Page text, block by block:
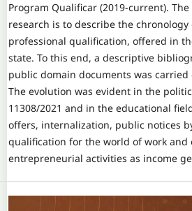
Program Qualificar (2019-current).
research is to describe the
professional qualification, offered in
state. To this end, a descriptive
public domain documents was carried
The evolution was evident in the
11308/2021 and in the educational
offers, internalization, public notices
qualification for the world of work and
entrepreneurial activities as income